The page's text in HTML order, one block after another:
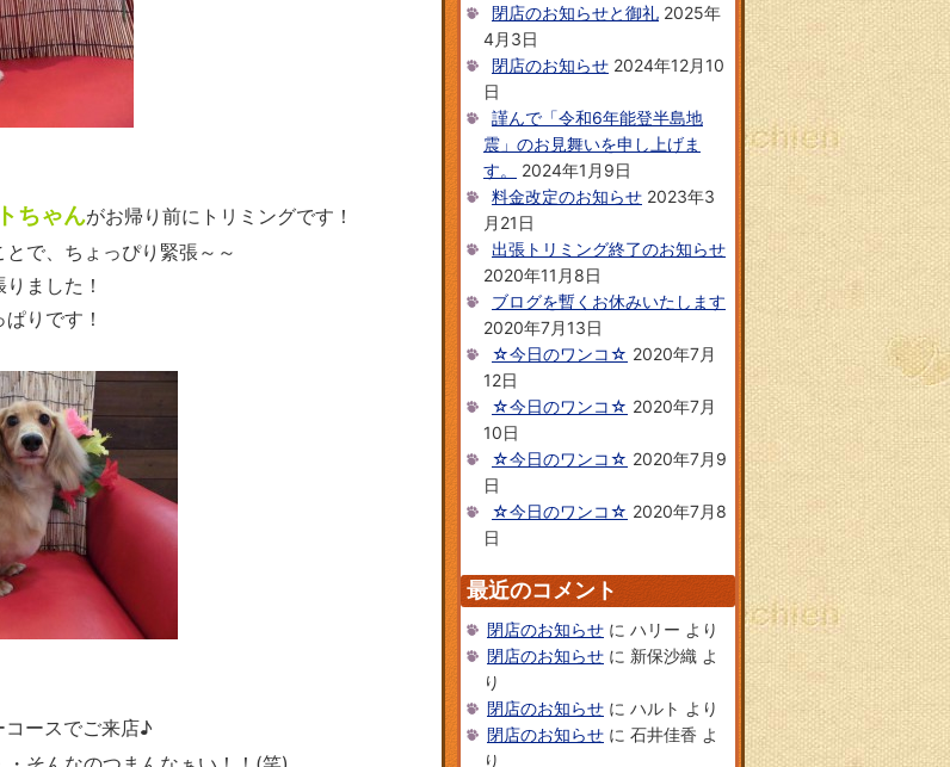
ちゃんがお帰り前にトリミングです！
で、ちょっぴり緊張～～
ました！
りです！
コースでご来店♪
閉店のお知らせと御礼 2025年
4月3日
閉店のお知らせ 2024年12月10
日
謹んで「令和6年能登半島地
震」のお見舞いを申し上げま
す。
2024年1月9日
料金改定のお知らせ 2023年3
月21日
出張トリミング終了のお知らせ
2020年11月8日
ブログを暫くお休みいたします
2020年7月13日
☆今日のワンコ☆ 2020年7月
12日
☆今日のワンコ☆ 2020年7月
10日
☆今日のワンコ☆ 2020年7月9
日
☆今日のワンコ☆ 2020年7月8
日
最近のコメント
閉店のお知らせ に ハリー より
閉店のお知らせ に 新保沙織 よ
り
閉店のお知らせ に ハルト より
閉店のお知らせ に 石井佳香 よ
り